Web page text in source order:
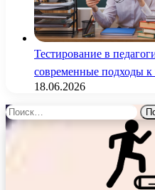
Тестирование в
современные подходы к
18.06.2026
Найти: